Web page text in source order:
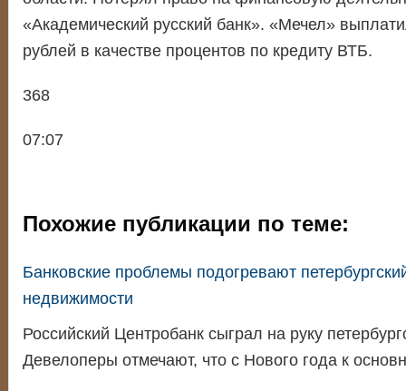
«Академический русский банк». «Мечел»
рублей в качестве процентов по кредиту ВТБ.
368
07:07
Похожие публикации по теме:
Банковские проблемы подогревают
недвижимости
Российский Центробанк сыграл на руку
Девелоперы отмечают, что с Нового года к